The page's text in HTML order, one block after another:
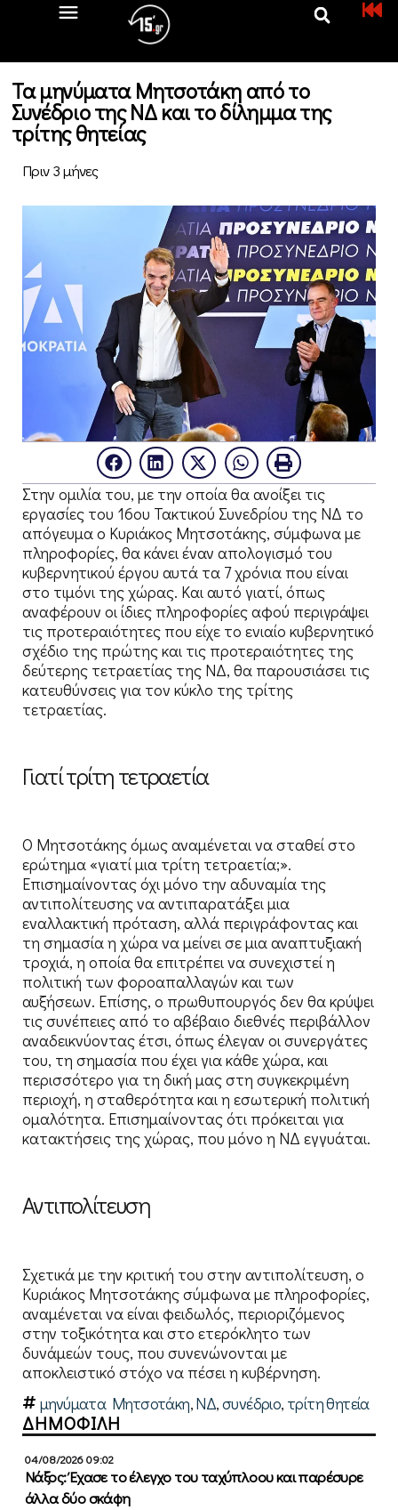
Τα μηνύματα Μητσοτάκη από το
Συνέδριο της ΝΔ και το δίλημμα της
τρίτης θητείας
Πριν 3 μήνες
Στην ομιλία του, με την οποία θα ανοίξει τις
εργασίες του 16ου Τακτικού Συνεδρίου της ΝΔ το
απόγευμα ο Κυριάκος Μητσοτάκης, σύμφωνα με
πληροφορίες, θα κάνει έναν απολογισμό του
κυβερνητικού έργου αυτά τα 7 χρόνια που είναι
στο τιμόνι της χώρας. Και αυτό γιατί, όπως
αναφέρουν οι ίδιες πληροφορίες αφού περιγράψει
τις προτεραιότητες που είχε το ενιαίο κυβερνητικό
σχέδιο της πρώτης και τις προτεραιότητες της
δεύτερης τετραετίας της ΝΔ, θα παρουσιάσει τις
κατευθύνσεις για τον κύκλο της τρίτης
τετραετίας.
Γιατί τρίτη τετραετία
Ο Μητσοτάκης όμως αναμένεται να σταθεί στο
ερώτημα «γιατί μια τρίτη τετραετία;».
Επισημαίνοντας όχι μόνο την αδυναμία της
αντιπολίτευσης να αντιπαρατάξει μια
εναλλακτική πρόταση, αλλά περιγράφοντας και
τη σημασία η χώρα να μείνει σε μια αναπτυξιακή
τροχιά, η οποία θα επιτρέπει να συνεχιστεί η
πολιτική των φοροαπαλλαγών και των
αυξήσεων. Επίσης, ο πρωθυπουργός δεν θα κρύψει
τις συνέπειες από το αβέβαιο διεθνές περιβάλλον
αναδεικνύοντας έτσι, όπως έλεγαν οι συνεργάτες
του, τη σημασία που έχει για κάθε χώρα, και
περισσότερο για τη δική μας στη συγκεκριμένη
περιοχή, η σταθερότητα και η εσωτερική πολιτική
ομαλότητα. Επισημαίνοντας ότι πρόκειται για
κατακτήσεις της χώρας, που μόνο η ΝΔ εγγυάται.
Αντιπολίτευση
Σχετικά με την κριτική του στην αντιπολίτευση, ο
Κυριάκος Μητσοτάκης σύμφωνα με πληροφορίες,
αναμένεται να είναι φειδωλός, περιοριζόμενος
στην τοξικότητα και στο ετερόκλητο των
δυνάμεών τους, που συνενώνονται με
αποκλειστικό στόχο να πέσει η κυβέρνηση.
μηνύματα Μητσοτάκη,ΝΔ,συνέδριο, τρίτη θητεία
ΔΗΜΟΦΙΛΗ
04/08/2026 09:02
Νάξος: Έχασε το έλεγχο του ταχύπλοου και παρέσυρε
άλλα δύο σκάφη